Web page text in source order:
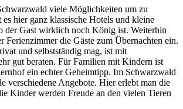
viele Möglichkeiten um zu
hier ganz klassische Hotels und kleine
der Gast wirklich noch König ist. Weiterhin
Ferienzimmer die Gäste zum Übernachten ein.
und selbstständig mag, ist mit
gut beraten. Für Familien mit Kindern ist
ein echter Geheimtipp. Im Schwarzwald
verschiedene Angebote. Hier erlebt man die
Kinder werden Freude an den vielen Tieren